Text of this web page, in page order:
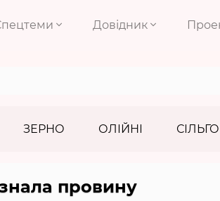
Довідник
ЗЕРНО ОЛІЙНІ
провину